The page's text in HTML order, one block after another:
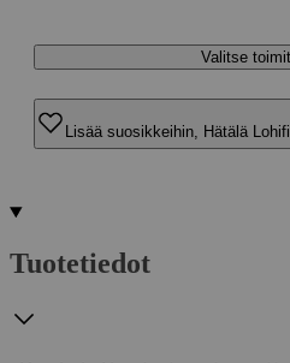
Valitse
Lisää suosikkeihin, Hätälä
Tuotetiedot